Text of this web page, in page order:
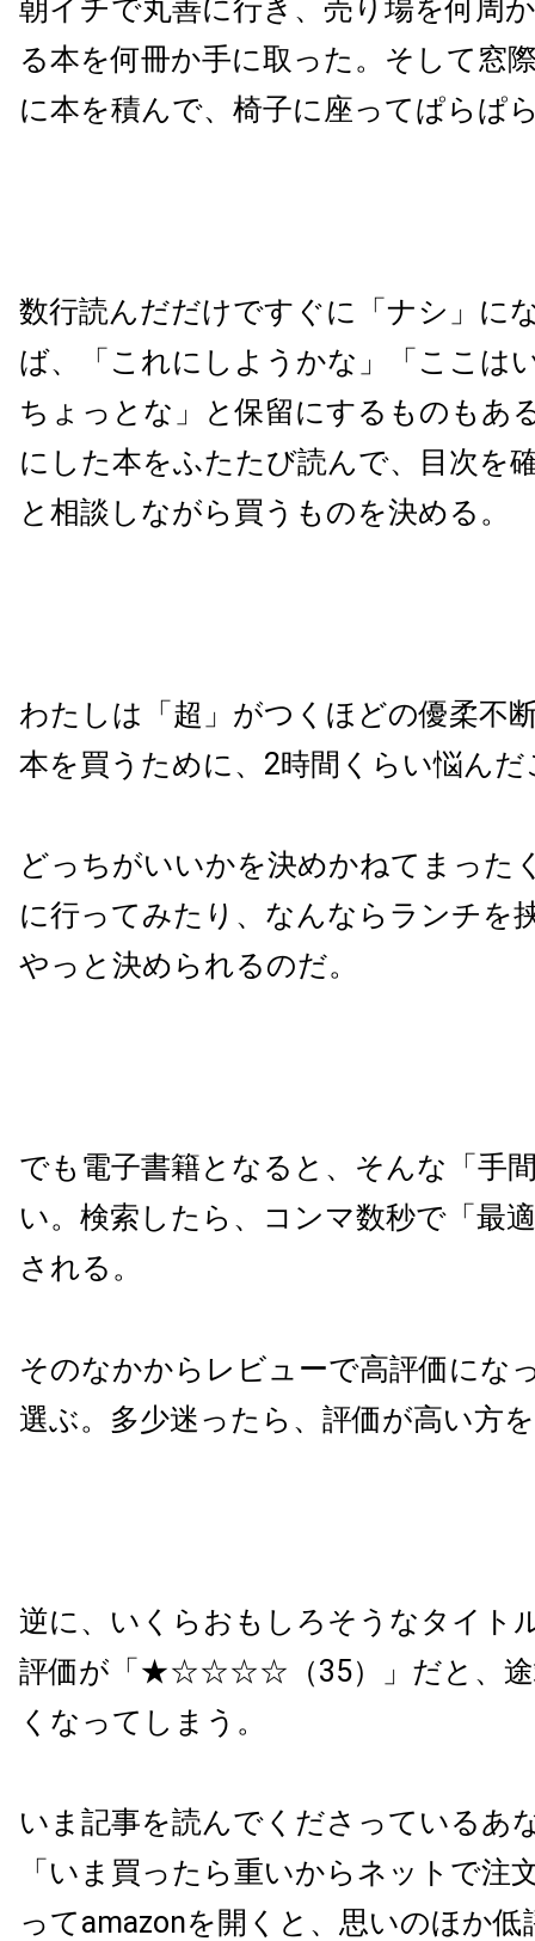
朝イチで丸善に行き、売り場を何周
る本を何冊か手に取った。そして窓
に本を積んで、椅子に座ってぱらぱ
数行読んだだけですぐに「ナシ」に
ば、「これにしようかな」「ここは
ちょっとな」と保留にするものもあ
にした本をふたたび読んで、目次を
と相談しながら買うものを決める。
わたしは「超」がつくほどの優柔不
本を買うために、2時間くらい悩ん
どっちがいいかを決めかねてまった
に行ってみたり、なんならランチを
やっと決められるのだ。
でも電子書籍となると、そんな「手
い。検索したら、コンマ数秒で「最
される。
そのなかからレビューで高評価にな
選ぶ。多少迷ったら、評価が高い方
逆に、いくらおもしろそうなタイト
評価が「★☆☆☆☆（35）」だと、途
くなってしまう。
いま記事を読んでくださっているあ
「いま買ったら重いからネットで注
ってamazonを開くと、思いのほか